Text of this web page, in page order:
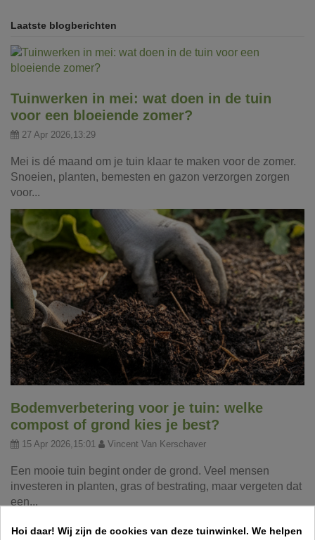
Laatste blogberichten
Tuinwerken in mei: wat doen in de tuin
voor een bloeiende zomer?
27 Apr 2026,13:29
Mei is dé maand om je tuin klaar te maken voor de zomer.
Snoeien, planten, bemesten en gazon verzorgen zorgen
voor...
Bodemverbetering voor je tuin: welke
compost of grond kies je best?
15 Apr 2026,15:01 Vincent Van Kerschaver
Een mooie tuin begint onder de grond. Veel mensen
investeren in planten, gras of bestrating, maar vergeten dat
een...
Hoi daar! Wij zijn de cookies van deze tuinwinkel. We helpen